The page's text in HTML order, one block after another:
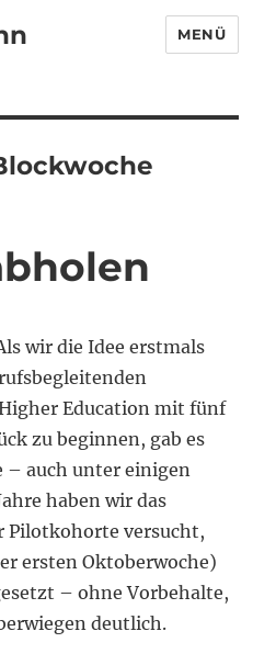
MENÜ
wir die Idee erstmals
Education mit fünf
zu beginnen, gab es
– auch unter einigen
haben wir das
Pilotkohorte versucht,
ersten Oktoberwoche)
– ohne Vorbehalte,
deutlich.